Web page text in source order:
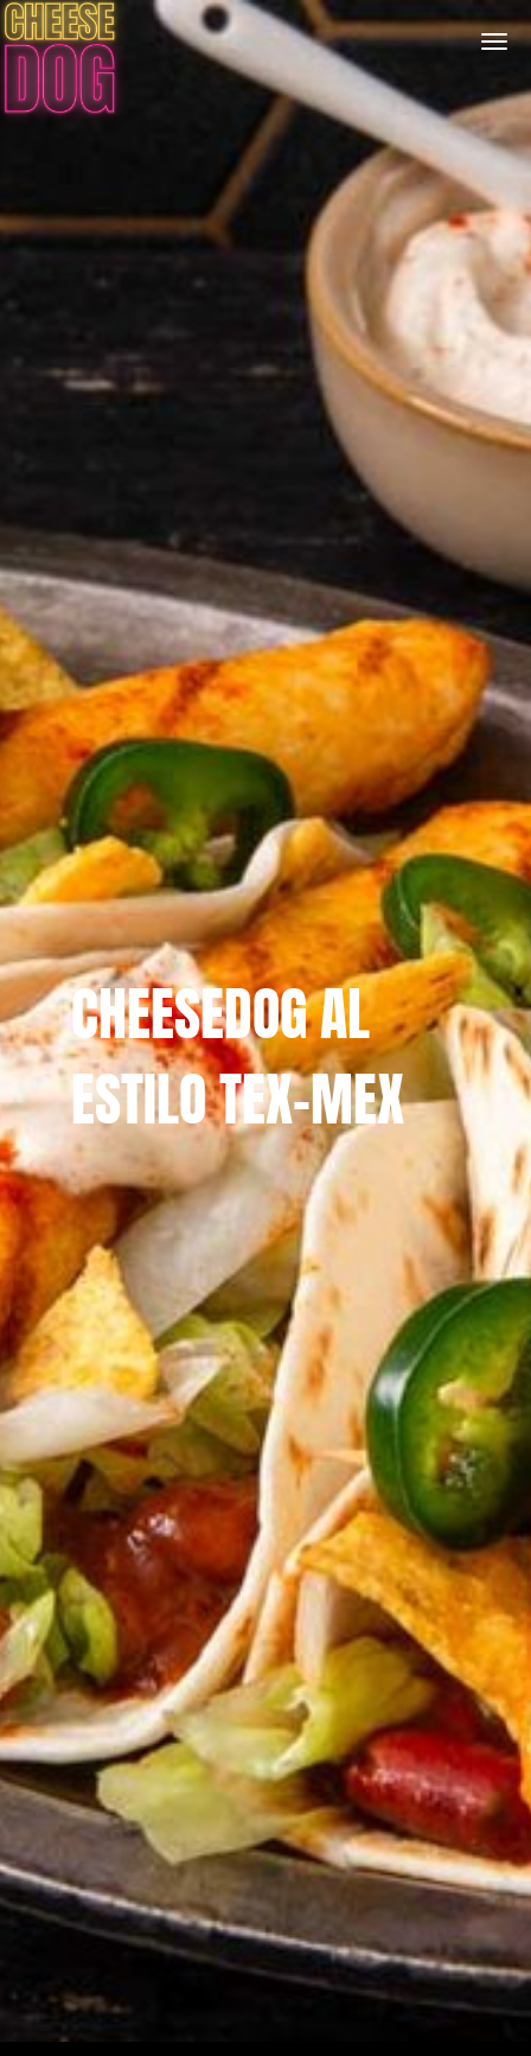
CHEESEDOG AL
ESTILO TEX-MEX